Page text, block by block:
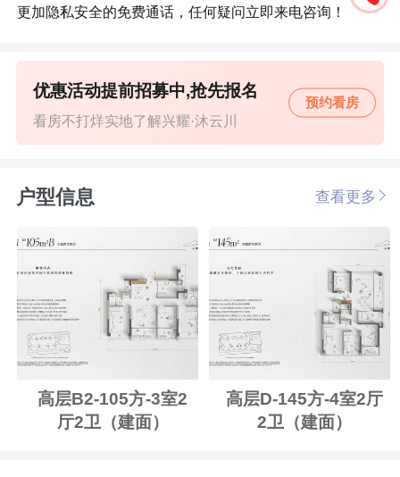
更加隐私安全的免费通话，任何疑问立即来电咨询！
看房不打烊实地了解兴耀·沐云川
优惠活动提前招募中,抢先报名
预约看房
户型信息 查看更多
高层B2-105方-3室2
厅2卫（建面）
高层D-145方-4室2厅
2卫（建面）